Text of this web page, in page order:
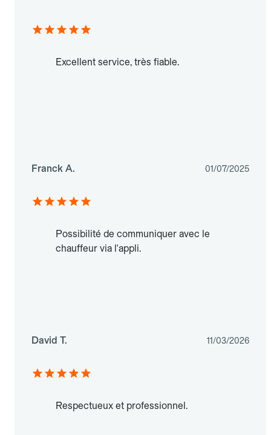
Excellent service, très fiable.
Franck A. 01/07/2025
Possibilité de communiquer avec le
chauffeur via l'appli.
David T. 11/03/2026
Respectueux et professionnel.